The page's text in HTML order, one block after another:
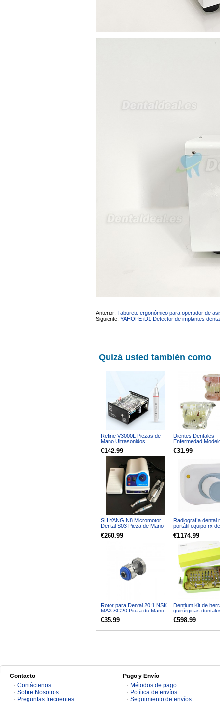
Anterior: Taburete ergonómico para operador de
Siguiente: YAHOPE iD1 Detector de implantes
Quizá usted también como
Refine V3000L Piezas de
Mano Ultrasonidos
SATELEC/DTE/NSK
€142.99
Dientes Dentales
Enfermedad
Caries Periodoncia
€31.99
SHIYANG N8 Micromotor
Dental S03 Pieza de Mano
Contra-ángulos Recta Aire
Motor 45K RPM
€260.99
Radiografía dental
portátil equipo rx
€1174.99
Rotor para Dental 20:1 NSK
MAX SG20 Pieza de Mano
Implantes
€35.99
Dentium Kit de
quirúrgicas
instrumentos de
€598.99
Contacto
Contáctenos
Sobre Nosotros
Preguntas frecuentes
Pago y Envío
Métodos de pago
Política de envíos
Seguimiento de envíos